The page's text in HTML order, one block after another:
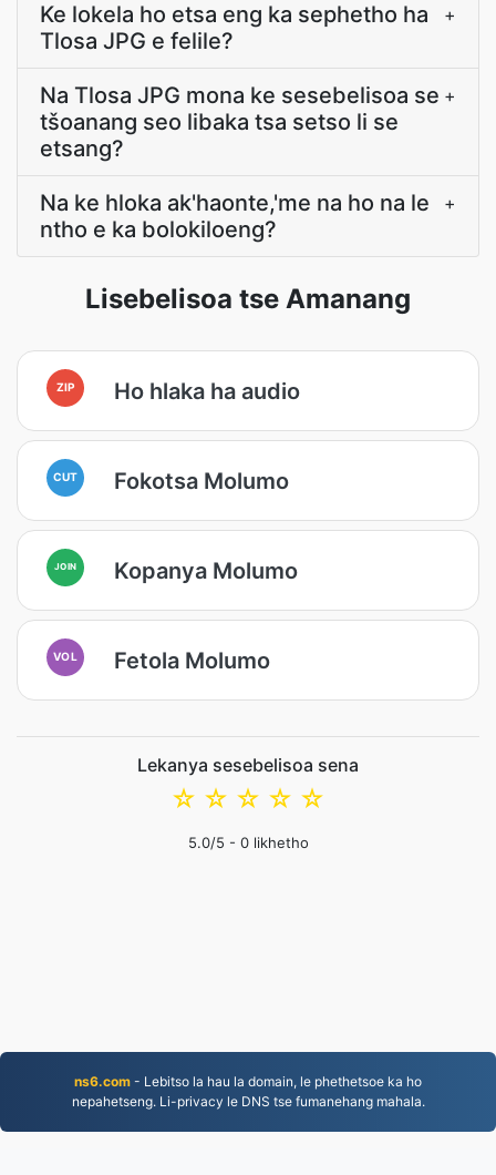
Ke lokela ho etsa eng ka sephetho ha
Tlosa JPG e felile?
+
Na Tlosa JPG mona ke sesebelisoa se
tšoanang seo libaka tsa setso li se
etsang?
+
Na ke hloka ak'haonte,'me na ho na le
ntho e ka bolokiloeng?
+
Lisebelisoa tse Amanang
ZIP Ho hlaka ha audio
CUT Fokotsa Molumo
JOIN Kopanya Molumo
VOL Fetola Molumo
Lekanya sesebelisoa sena
☆
☆
☆
☆
☆
5.0/5 - 0likhetho
ns6.com - Lebitso la hau la domain, le phethetsoe ka ho
nepahetseng. Li-privacy le DNS tse fumanehang mahala.